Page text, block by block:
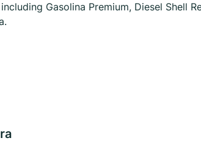
Gasolina Premium, Diesel Shell